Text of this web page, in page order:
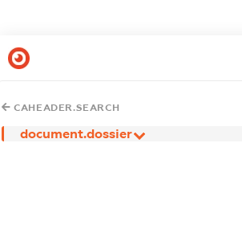
CAHEADER.SEARCH
document.dossier